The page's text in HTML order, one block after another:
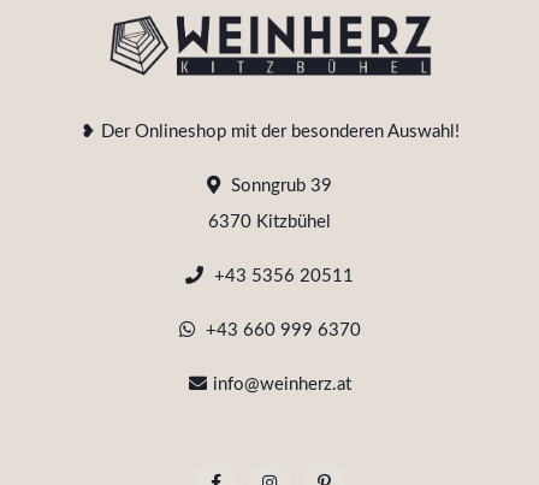
❥ Der Onlineshop mit der besonderen Auswahl!
Sonngrub 39
6370 Kitzbühel
+43 5356 20511
+43 660 999 6370
info@weinherz.at